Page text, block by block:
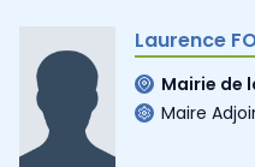
Laurence
Mairie de
Maire